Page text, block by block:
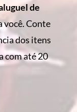
de
você. Conte
dos itens
com até 20